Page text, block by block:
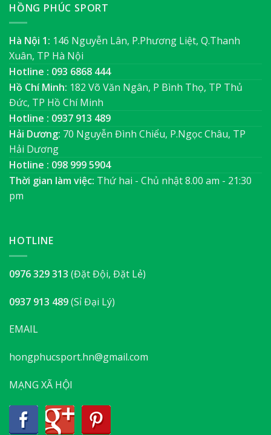
HỒNG PHÚC SPORT
Hà Nội 1: 146 Nguyễn Lân, P.Phương Liệt, Q.Thanh
Xuân, TP Hà Nội
Hotline : 093 6868 444
Hồ Chí Minh: 182 Võ Văn Ngân, P Bình Thọ, TP Thủ
Đức, TP Hồ Chí Minh
Hotline : 0937 913 489
Hải Dương: 70 Nguyễn Đình Chiểu, P.Ngọc Châu, TP
Hải Dương
Hotline : 098 999 5904
Thời gian làm việc: Thứ hai - Chủ nhật 8.00 am - 21:30
pm
HOTLINE
0976 329 313 (Đặt Đội, Đặt Lẻ)
0937 913 489(Sỉ Đại Lý)
EMAIL
hongphucsport.hn@gmail.com
MẠNG XÃ HỘI